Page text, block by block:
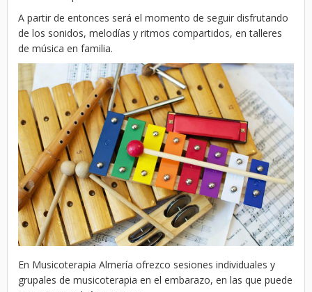
A partir de entonces será el momento de seguir disfrutando
de los sonidos, melodías y ritmos compartidos, en talleres
de música en familia.
En Musicoterapia Almería ofrezco sesiones individuales y
grupales de musicoterapia en el embarazo, en las que puede